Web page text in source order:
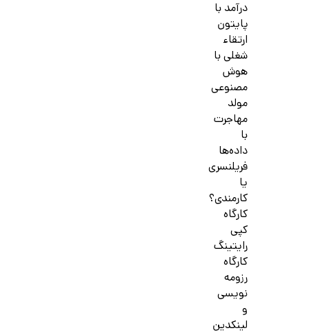
درآمد با
پایتون
ارتقاء
شغلی با
هوش
مصنوعی
مولد
مهاجرت
با
داده‌ها
فریلنسری
یا
کارمندی؟
کارگاه
کپی
رایتینگ
کارگاه
رزومه
نویسی
و
لینکدین